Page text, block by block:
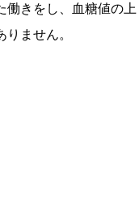
働きをし、血糖値の上
ません。